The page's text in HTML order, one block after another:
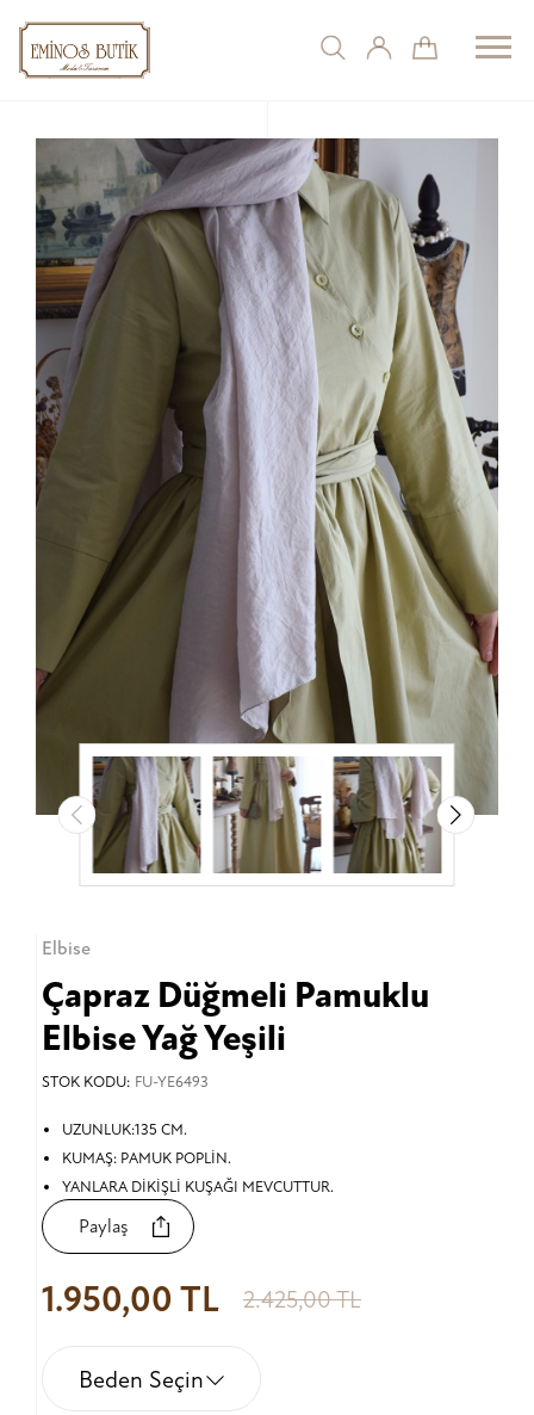
Elbise
Çapraz Düğmeli Pamuklu
Elbise Yağ Yeşili
STOK KODU: FU-YE6493
UZUNLUK:135 CM.
KUMAŞ: PAMUK POPLİN.
YANLARA DİKİŞLİ KUŞAĞI MEVCUTTUR.
Paylaş
1.950,00 TL 2.425,00 TL
Beden Seçin